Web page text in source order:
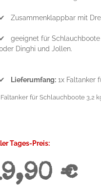
✔ Zusammenklappbar mit
✔ geeignet für Schlauchboote
Dinghi und Jollen.
✔ Lieferumfang: 1x Faltanker
für Schlauchboote 3,2
Tages-Preis:
€